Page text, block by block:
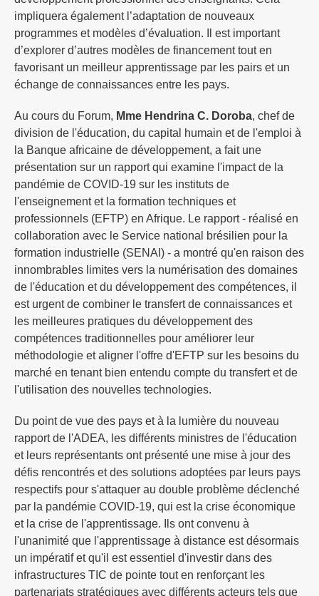
impliquera également l’adaptation de nouveaux
programmes et modèles d’évaluation. Il est important
d’explorer d’autres modèles de financement tout en
favorisant un meilleur apprentissage par les pairs et un
échange de connaissances entre les pays.
Au cours du Forum, Mme Hendrina C. Doroba, chef de
division de l'éducation, du capital humain et de l'emploi à
la Banque africaine de développement, a fait une
présentation sur un rapport qui examine l'impact de la
pandémie de COVID-19 sur les instituts de
l'enseignement et la formation techniques et
professionnels (EFTP) en Afrique. Le rapport - réalisé en
collaboration avec le Service national brésilien pour la
formation industrielle (SENAI) - a montré qu'en raison des
innombrables limites vers la numérisation des domaines
de l'éducation et du développement des compétences, il
est urgent de combiner le transfert de connaissances et
les meilleures pratiques du développement des
compétences traditionnelles pour améliorer leur
méthodologie et aligner l'offre d'EFTP sur les besoins du
marché en tenant bien entendu compte du transfert et de
l'utilisation des nouvelles technologies.
Du point de vue des pays et à la lumière du nouveau
rapport de l'ADEA, les différents ministres de l'éducation
et leurs représentants ont présenté une mise à jour des
défis rencontrés et des solutions adoptées par leurs pays
respectifs pour s'attaquer au double problème déclenché
par la pandémie COVID-19, qui est la crise économique
et la crise de l'apprentissage. Ils ont convenu à
l'unanimité que l'apprentissage à distance est désormais
un impératif et qu'il est essentiel d'investir dans des
infrastructures TIC de pointe tout en renforçant les
partenariats stratégiques avec différents acteurs tels que